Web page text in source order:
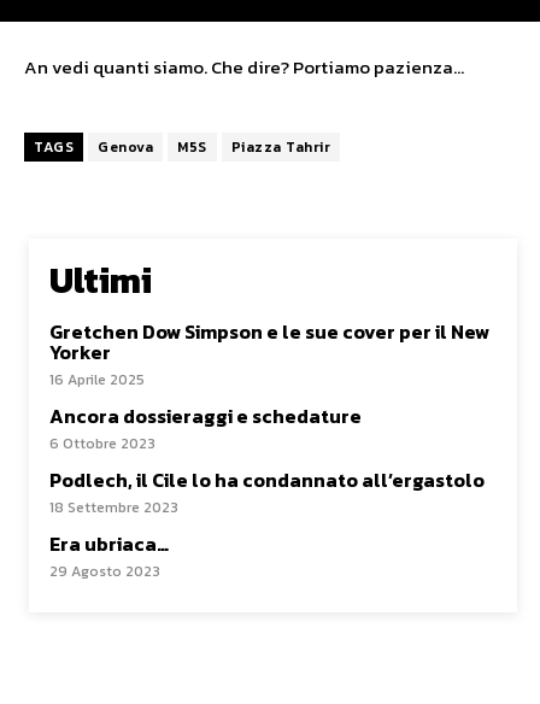
An vedi quanti siamo. Che dire? Portiamo pazienza…
TAGS Genova M5S Piazza Tahrir
Ultimi
Gretchen Dow Simpson e le sue cover per il New
Yorker
16 Aprile 2025
Ancora dossieraggi e schedature
6 Ottobre 2023
Podlech, il Cile lo ha condannato all’ergastolo
18 Settembre 2023
Era ubriaca…
29 Agosto 2023